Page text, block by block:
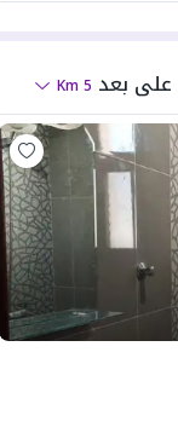
على بعد 5
Km